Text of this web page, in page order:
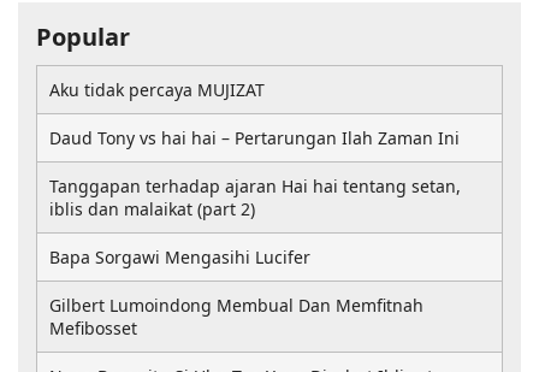
Popular
Aku tidak percaya MUJIZAT
Daud Tony vs hai hai – Pertarungan Ilah Zaman Ini
Tanggapan terhadap ajaran Hai hai tentang setan,
iblis dan malaikat (part 2)
Bapa Sorgawi Mengasihi Lucifer
Gilbert Lumoindong Membual Dan Memfitnah
Mefibosset